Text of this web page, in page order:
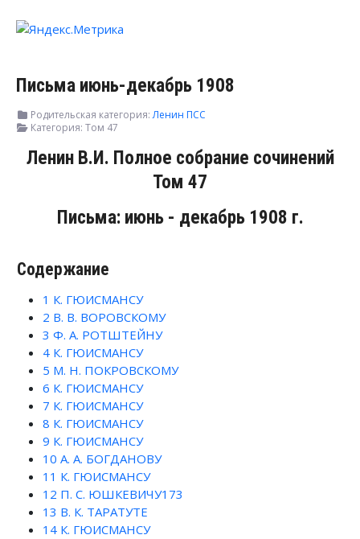
Письма июнь-декабрь 1908
Родительская категория:Ленин ПСС
Категория: Том 47
Ленин В.И. Полное собрание сочинений
Том 47
Письма: июнь - декабрь 1908 г.
Содержание
1 К. ГЮИСМАНСУ
2 В. В. ВОРОВСКОМУ
3 Ф. А. РОТШТЕЙНУ
4 К. ГЮИСМАНСУ
5 М. Н. ПОКРОВСКОМУ
6 К. ГЮИСМАНСУ
7 К. ГЮИСМАНСУ
8 К. ГЮИСМАНСУ
9 К. ГЮИСМАНСУ
10 А. А. БОГДАНОВУ
11 К. ГЮИСМАНСУ
12 П. С. ЮШКЕВИЧУ173
13 В. К. ТАРАТУТЕ
14 К. ГЮИСМАНСУ